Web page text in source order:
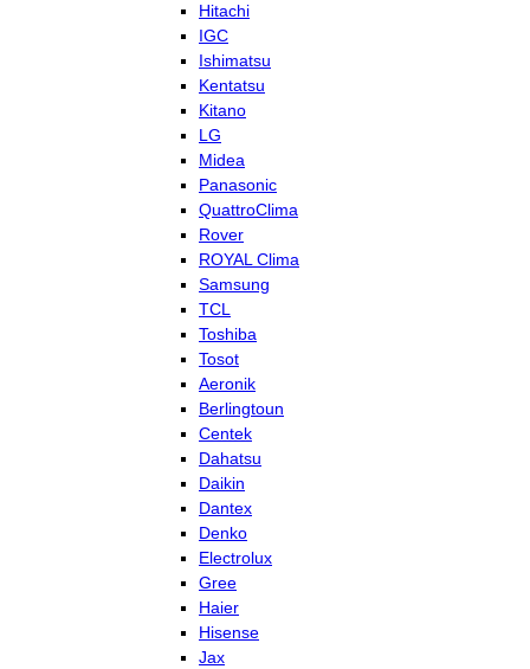
Hitachi
IGC
Ishimatsu
Kentatsu
Kitano
LG
Midea
Panasonic
QuattroClima
Rover
ROYAL Clima
Samsung
TCL
Toshiba
Tosot
Aeronik
Berlingtoun
Centek
Dahatsu
Daikin
Dantex
Denko
Electrolux
Gree
Haier
Hisense
Jax